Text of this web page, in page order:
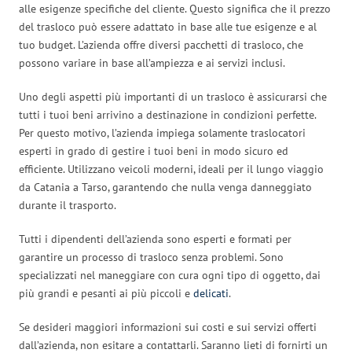
alle esigenze specifiche del cliente. Questo significa che il prezzo
del trasloco può essere adattato in base alle tue esigenze e al
tuo budget. L’azienda offre diversi pacchetti di trasloco, che
possono variare in base all’ampiezza e ai servizi inclusi.
Uno degli aspetti più importanti di un trasloco è assicurarsi che
tutti i tuoi beni arrivino a destinazione in condizioni perfette.
Per questo motivo, l’azienda impiega solamente traslocatori
esperti in grado di gestire i tuoi beni in modo sicuro ed
efficiente. Utilizzano veicoli moderni, ideali per il lungo viaggio
da Catania a Tarso, garantendo che nulla venga danneggiato
durante il trasporto.
Tutti i dipendenti dell’azienda sono esperti e formati per
garantire un processo di trasloco senza problemi. Sono
specializzati nel maneggiare con cura ogni tipo di oggetto, dai
più grandi e pesanti ai più piccoli e delicati.
Se desideri maggiori informazioni sui costi e sui servizi offerti
dall’azienda, non esitare a contattarli. Saranno lieti di fornirti un